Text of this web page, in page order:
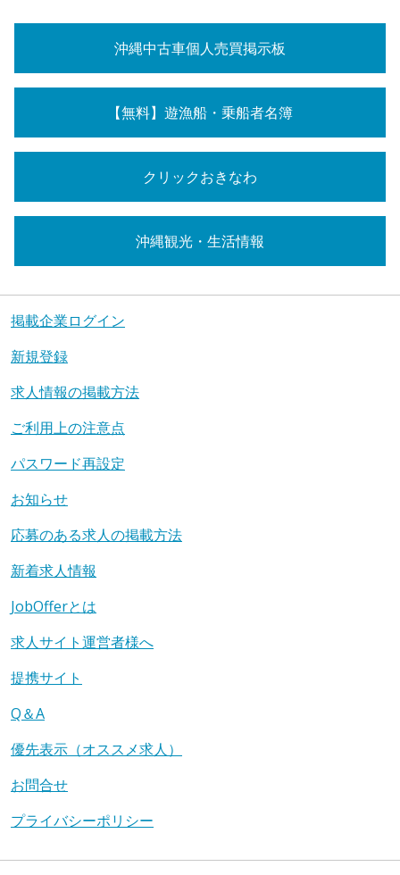
沖縄中古車個人売買掲示板
【無料】遊漁船・乗船者名簿
クリックおきなわ
沖縄観光・生活情報
掲載企業ログイン
新規登録
求人情報の掲載方法
ご利用上の注意点
パスワード再設定
お知らせ
応募のある求人の掲載方法
新着求人情報
JobOfferとは
求人サイト運営者様へ
提携サイト
Q＆A
優先表示（オススメ求人）
お問合せ
プライバシーポリシー